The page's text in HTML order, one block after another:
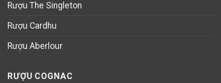
Rượu The Singleton
Rượu Cardhu
Rượu Aberlour
RƯỢU COGNAC